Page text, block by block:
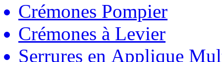
Crémones Pompier
Crémones à Levier
Serrures en Applique